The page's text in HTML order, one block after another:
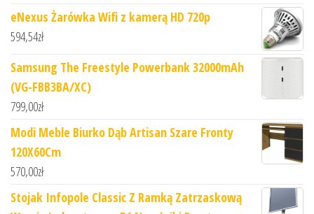
eNexus Żarówka Wifi z kamerą HD 720p
594,54zł
Samsung The Freestyle Powerbank 32000mAh
(VG-FBB3BA/XC)
799,00zł
Modi Meble Biurko Dąb Artisan Szare Fronty
120X60Cm
570,00zł
Stojak Infopole Classic Z Ramką Zatrzaskową